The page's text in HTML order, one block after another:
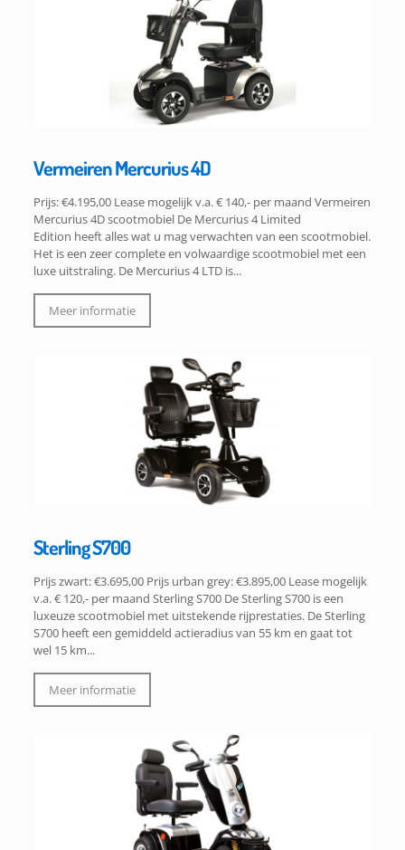
Vermeiren Mercurius 4D
Prijs: €4.195,00 Lease mogelijk v.a. € 140,- per maand Vermeiren
Mercurius 4D scootmobiel De Mercurius 4 Limited
Edition heeft alles wat u mag verwachten van een scootmobiel.
Het is een zeer complete en volwaardige scootmobiel met een
luxe uitstraling. De Mercurius 4 LTD is...
Meer informatie
Sterling S700
Prijs zwart: €3.695,00 Prijs urban grey: €3.895,00 Lease mogelijk
v.a. € 120,- per maand Sterling S700 De Sterling S700 is een
luxeuze scootmobiel met uitstekende rijprestaties. De Sterling
S700 heeft een gemiddeld actieradius van 55 km en gaat tot
wel 15 km...
Meer informatie